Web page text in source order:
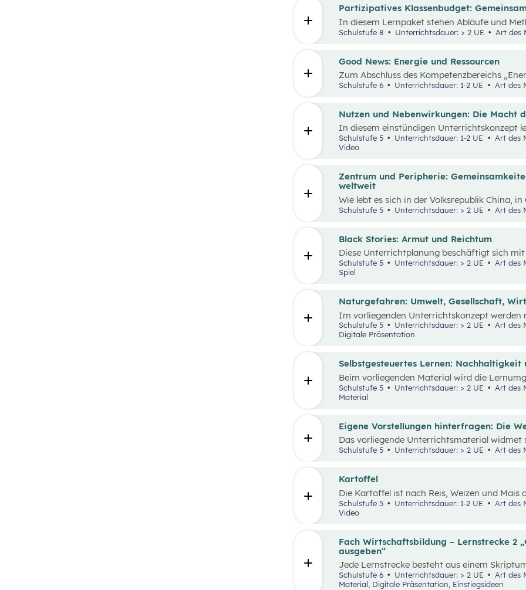
Partizipatives Klassenbudget:
In diesem Lernpaket stehen Abläufe und
Schüler:innen helfen sollen, das WIR vor das
die Schüler:innen als Mobilitäts- und
auswirken.
Schulstufe 8 Unterrichtsdauer: > 2 UE Art des
Eigene Vorstellungen hinterfragen: Die
Das vorliegende Unterrichtsmaterial widmet
insbesondere in Bezug auf Afrika – und kann
werden, ihr eigenes Afrikabild zu
Schulstufe 5 Unterrichtsdauer: > 2 UE Art des
Zentrum und Peripherie:
weltweit
Wie lebt es sich in der Volksrepublik China,
österreichischen Alpen? Welche
Menschen weltweit haben die gleichen
wohnhaft und müssen gleichzeitig mobil sein.
wesentlich von der Region ab, in der die
Schulstufe 5 Unterrichtsdauer: > 2 UE Art des
Nutzen und Nebenwirkungen: Die Macht
In diesem einstündigen Unterrichtskonzept
Nutzen sowie die Vor- und Nachteile von
Schulstufe 5 Unterrichtsdauer: 1-2 UE
Video
Kartoffel
Die Kartoffel ist nach Reis, Weizen und Mais
Grundnahrungsmittel der Menschheit.
Sorten. Daher kann sich die Kartoffelpflanze
Wesentliche Charakteristika der räumlichen
Kartoffel erhoben und beschrieben.
Schulstufe 5 Unterrichtsdauer: 1-2 UE
Video
miteinbezogen werden.
Black Stories: Armut und Reichtum
Diese Unterrichtplanung beschäftigt sich
Themenbereich Armut. Methodisch stehen
Geschichten, die sich mit unterschiedlichen
Reichtum beschäftigen – im Zentrum,
Schulstufe 5 Unterrichtsdauer: > 2 UE
Spiel
Good News: Energie und Ressourcen
Zum Abschluss des Kompetenzbereichs
beschäftigen sich Schüler:innen mit
damit sie sich von den Problemen, die in der
Schulstufe 6 Unterrichtsdauer: 1-2 UE Art des
Fach Wirtschaftsbildung – Lernstrecke 2
ausgeben“
Jede Lernstrecke besteht aus einem
Überblick über die jeweilige Lernstrecke zu
Unterrichtsgegenstand Wirtschaftsbildung
Schulstufe 6 Unterrichtsdauer: > 2 UE
Material, Digitale Präsentation, Einstiegsideen
Naturgefahren: Umwelt, Gesellschaft,
Im vorliegenden Unterrichtskonzept werden
Auswirkungen auf die Umwelt, Gesellschaft
Schulstufe 5 Unterrichtsdauer: > 2 UE
Digitale Präsentation
Selbstgesteuertes Lernen: Nachhaltigkeit
Beim vorliegenden Material wird die
Verfügung gestellt und mit einem analogen
Schulstufe 5 Unterrichtsdauer: > 2 UE
Material